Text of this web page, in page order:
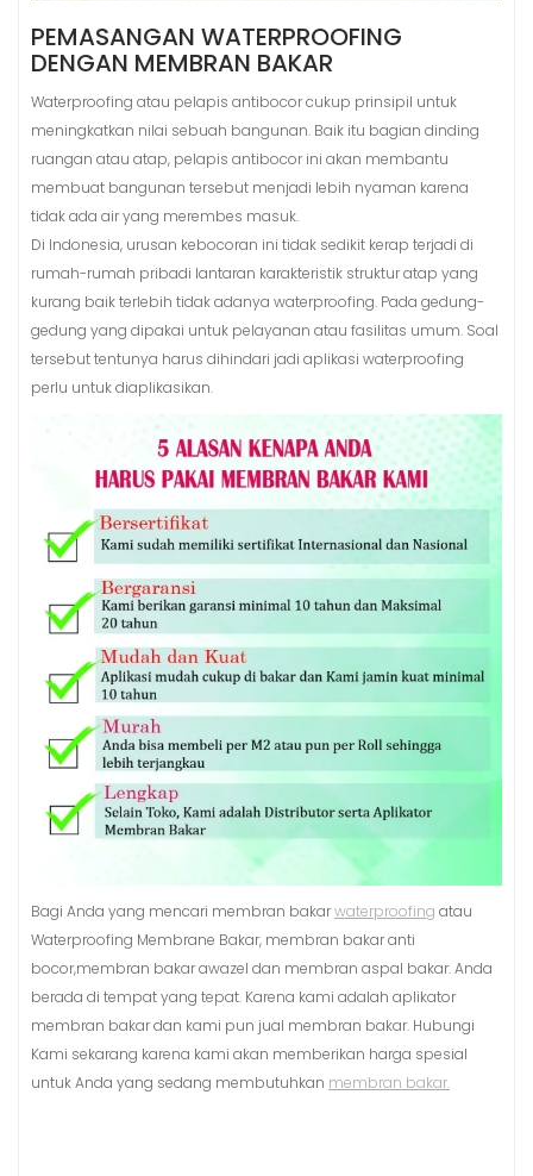
PEMASANGAN WATERPROOFING
DENGAN MEMBRAN BAKAR
Waterproofing atau pelapis antibocor cukup prinsipil untuk
meningkatkan nilai sebuah bangunan. Baik itu bagian dinding
ruangan atau atap, pelapis antibocor ini akan membantu
membuat bangunan tersebut menjadi lebih nyaman karena
tidak ada air yang merembes masuk.
Di Indonesia, urusan kebocoran ini tidak sedikit kerap terjadi di
rumah-rumah pribadi lantaran karakteristik struktur atap yang
kurang baik terlebih tidak adanya waterproofing. Pada gedung-
gedung yang dipakai untuk pelayanan atau fasilitas umum. Soal
tersebut tentunya harus dihindari jadi aplikasi waterproofing
perlu untuk diaplikasikan.
Bagi Anda yang mencari membran bakarwaterproofing atau
Waterproofing Membrane Bakar, membran bakar anti
bocor,membran bakar awazel dan membran aspal bakar. Anda
berada di tempat yang tepat. Karena kami adalah aplikator
membran bakar dan kami pun jual membran bakar. Hubungi
Kami sekarang karena kami akan memberikan harga spesial
untuk Anda yang sedang membutuhkan membran bakar.